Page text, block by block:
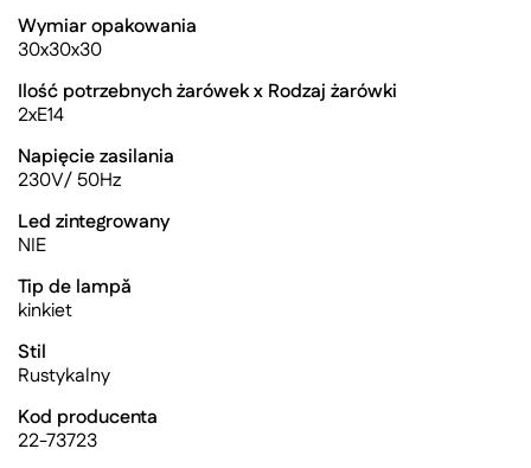
Wymiar opakowania
30x30x30
Ilość potrzebnych żarówek x Rodzaj żarówki
2xE14
Napięcie zasilania
230V/ 50Hz
Led zintegrowany
NIE
Tip de lampă
kinkiet
Stil
Rustykalny
Kod producenta
22-73723